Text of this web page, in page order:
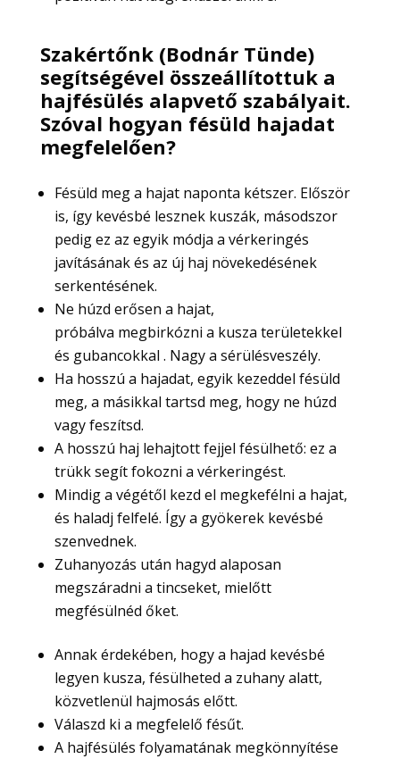
Szakértőnk (Bodnár Tünde)
segítségével összeállítottuk a
hajfésülés alapvető szabályait.
Szóval hogyan fésüld hajadat
megfelelően?
Fésüld meg a hajat naponta kétszer. Először
is, így kevésbé lesznek kuszák, másodszor
pedig ez az egyik módja a vérkeringés
javításának és az új haj növekedésének
serkentésének.
Ne húzd erősen a hajat,
próbálva megbirkózni a kusza területekkel
és gubancokkal . Nagy a sérülésveszély.
Ha hosszú a hajadat, egyik kezeddel fésüld
meg, a másikkal tartsd meg, hogy ne húzd
vagy feszítsd.
A hosszú haj lehajtott fejjel fésülhető: ez a
trükk segít fokozni a vérkeringést.
Mindig a végétől kezd el megkefélni a hajat,
és haladj felfelé. Így a gyökerek kevésbé
szenvednek.
Zuhanyozás után hagyd alaposan
megszáradni a tincseket, mielőtt
megfésülnéd őket.
Annak érdekében, hogy a hajad kevésbé
legyen kusza, fésülheted a zuhany alatt,
közvetlenül hajmosás előtt.
Válaszd ki a megfelelő fésűt.
A hajfésülés folyamatának megkönnyítése